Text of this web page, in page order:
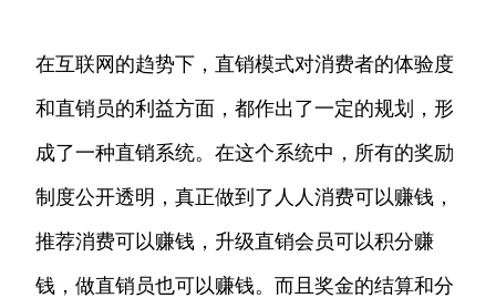
在互联网的趋势下，直销模式对消费者的体验度
和直销员的利益方面，都作出了一定的规划，形
成了一种直销系统。在这个系统中，所有的奖励
制度公开透明，真正做到了人人消费可以赚钱，
推荐消费可以赚钱，升级直销会员可以积分赚
钱，做直销员也可以赚钱。而且奖金的结算和分